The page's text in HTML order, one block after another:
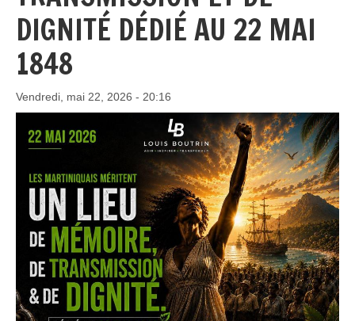
DIGNITÉ DÉDIÉ AU 22 MAI
1848
Vendredi, mai 22, 2026 - 20:16